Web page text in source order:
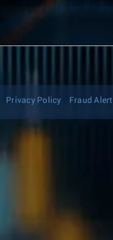
Privacy Policy Fraud Alert